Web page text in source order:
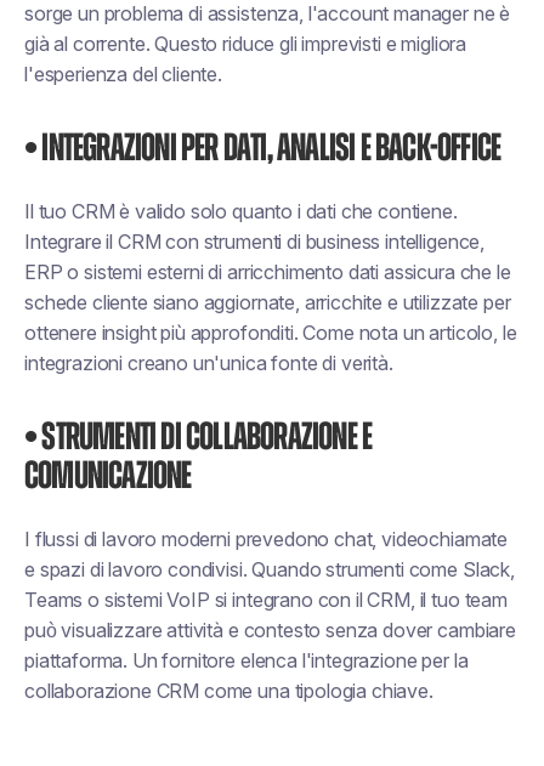
sorge un problema di assistenza, l'account manager ne è
già al corrente. Questo riduce gli imprevisti e migliora
l'esperienza del cliente.
• Integrazioni per dati, analisi e back-office
Il tuo CRM è valido solo quanto i dati che contiene.
Integrare il CRM con strumenti di business intelligence,
ERP o sistemi esterni di arricchimento dati assicura che le
schede cliente siano aggiornate, arricchite e utilizzate per
ottenere insight più approfonditi. Come nota un articolo, le
integrazioni creano un'unica fonte di verità.
• Strumenti di collaborazione e
comunicazione
I flussi di lavoro moderni prevedono chat, videochiamate
e spazi di lavoro condivisi. Quando strumenti come Slack,
Teams o sistemi VoIP si integrano con il CRM, il tuo team
può visualizzare attività e contesto senza dover cambiare
piattaforma. Un fornitore elenca l'integrazione per la
collaborazione CRM come una tipologia chiave.